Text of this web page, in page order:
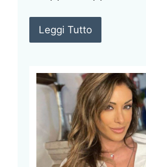
Leggi Tutto